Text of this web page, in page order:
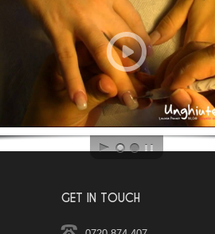
GET IN TOUCH